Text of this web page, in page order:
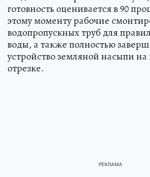
готовность оценивается в 90
этому моменту рабочие
водопропускных труб для
воды, а также полностью
устройство земляной насыпи
отрезке.